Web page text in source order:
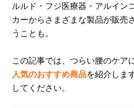
ルルド・フジ医療器・アルイン
カーからさまざまな製品が販売
うことも。
この記事では、つらい腰のケア
人気のおすすめ商品を紹介しま
してください。